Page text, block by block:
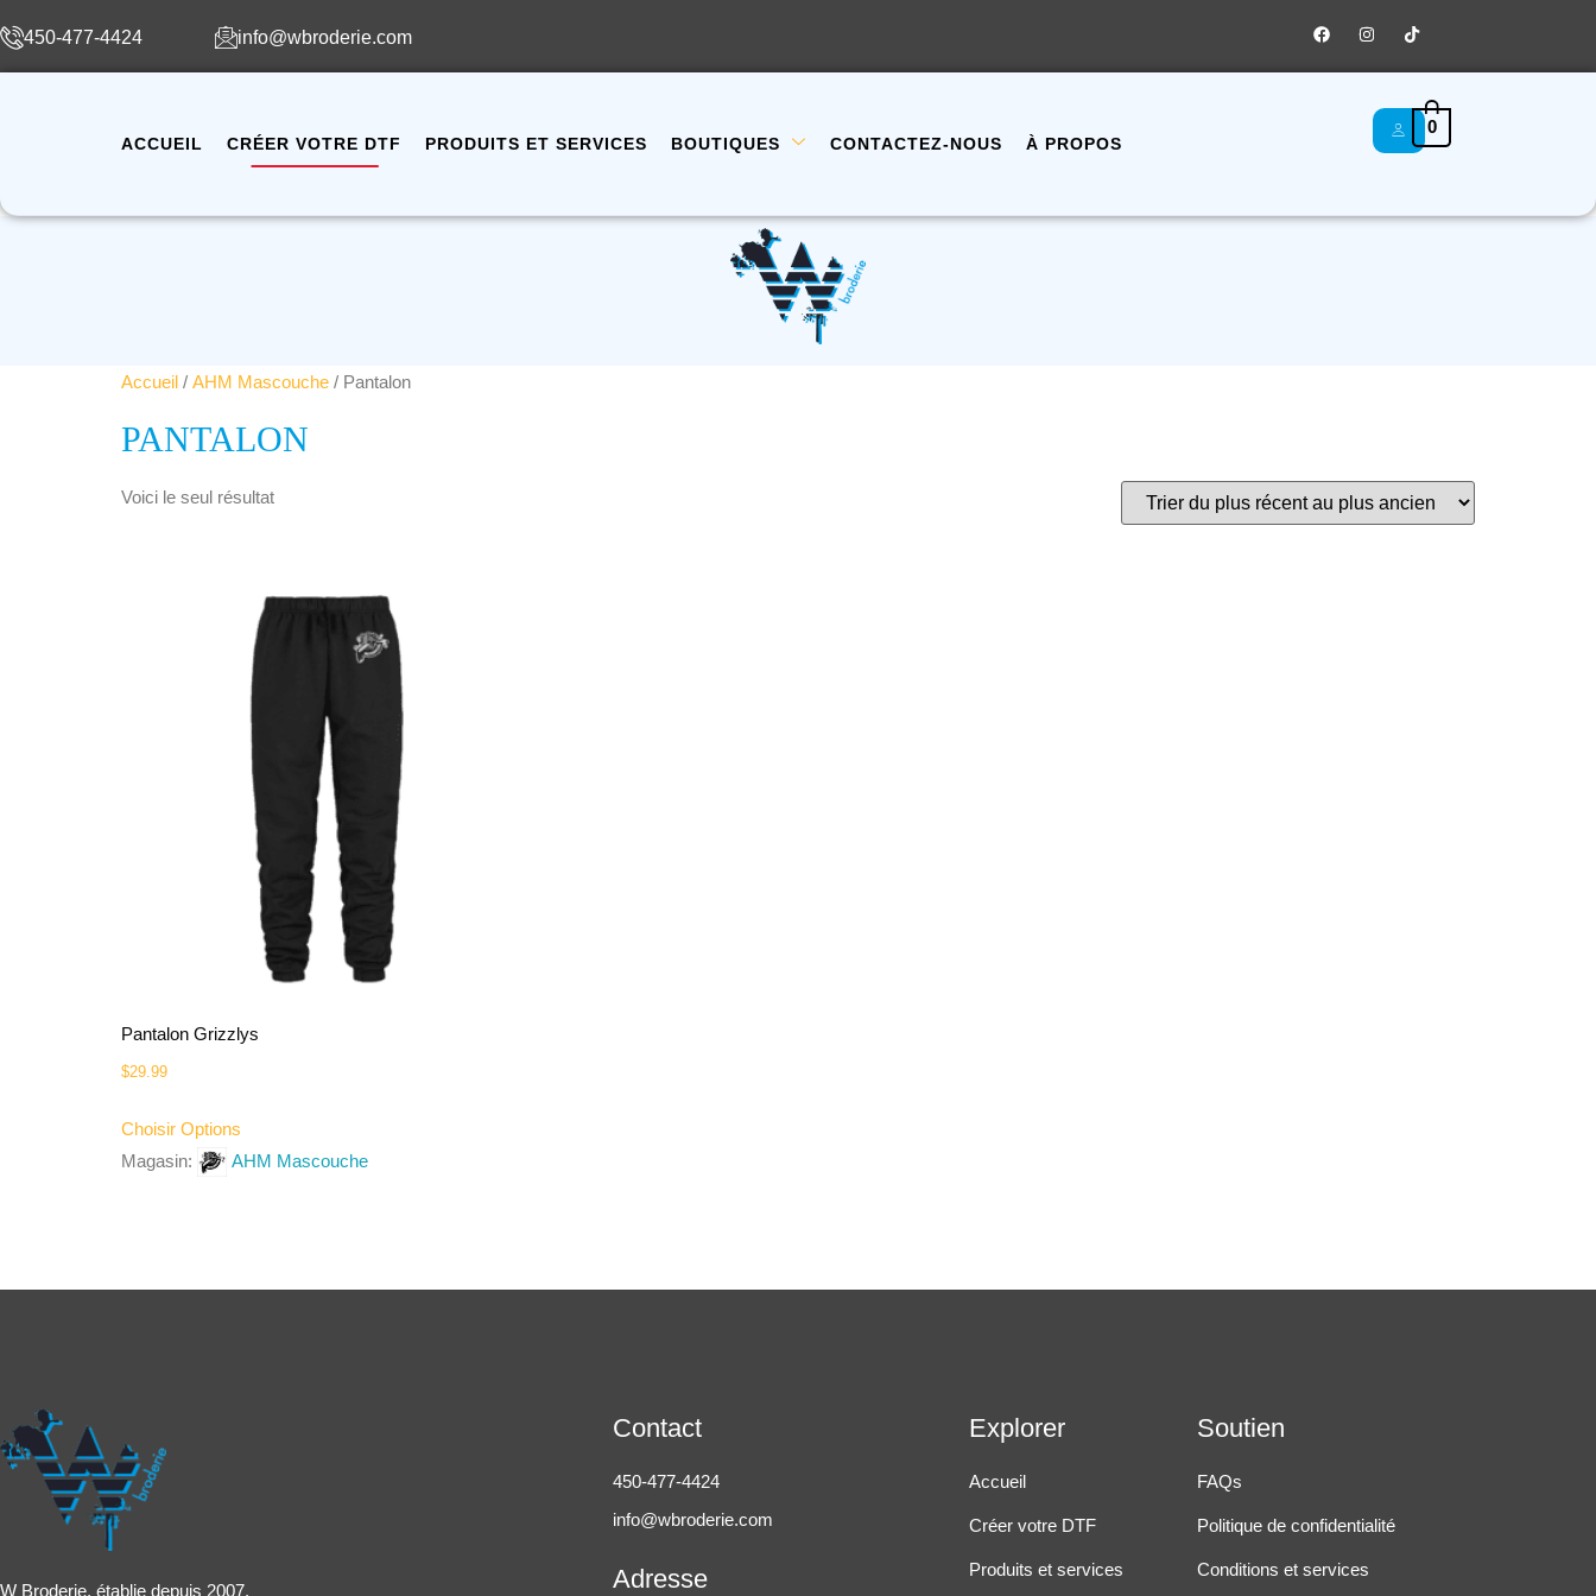
450-477-4424 info@wbroderie.com
ACCUEIL CRÉER VOTRE DTF PRODUITS ET SERVICES BOUTIQUES CONTACTEZ-NOUS À PROPOS
0
Accueil / AHM Mascouche / Pantalon
PANTALON
Voici le seul résultat
Pantalon Grizzlys
$29.99
Choisir Options
Magasin:
AHM Mascouche
W Broderie, établie depuis 2007,
Contact
450-477-4424
info@wbroderie.com
Adresse
Explorer
Accueil
Créer votre DTF
Produits et services
Soutien
FAQs
Politique de confidentialité
Conditions et services